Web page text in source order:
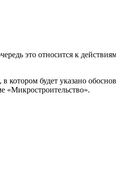
это относится к
будет указано
«Микростроительство».